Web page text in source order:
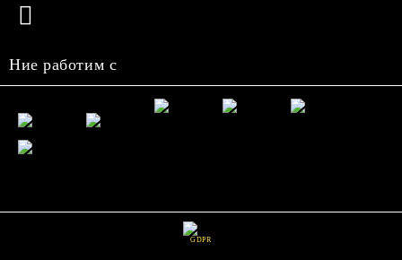
Ние работим с
GDPR